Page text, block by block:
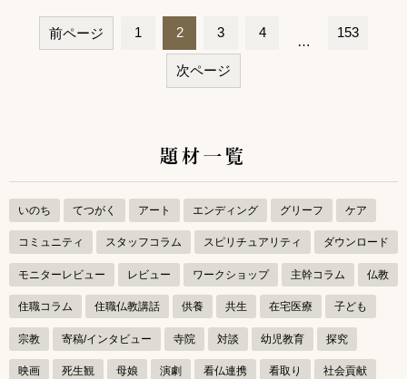
ゲ
ー
シ
ョ
ン
前ページ 1 2 3 4
…
153
次ページ
題材一覧
いのち てつがく アート エンディング グリーフ ケア
コミュニティ スタッフコラム スピリチュアリティ ダウンロード
モニターレビュー レビュー ワークショップ 主幹コラム 仏教
住職コラム 住職仏教講話 供養 共生 在宅医療 子ども
宗教 寄稿/インタビュー 寺院 対談 幼児教育 探究
映画 死生観 母娘 演劇 看仏連携 看取り 社会貢献